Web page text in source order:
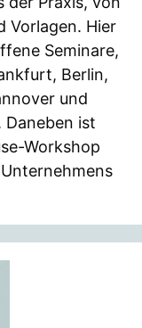
Vorlagen. Hier
Seminare,
Berlin,
und
ist
Workshop